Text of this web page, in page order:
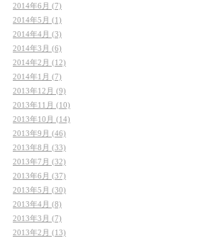
2014年6月 (7)
2014年5月 (1)
2014年4月 (3)
2014年3月 (6)
2014年2月 (12)
2014年1月 (7)
2013年12月 (9)
2013年11月 (10)
2013年10月 (14)
2013年9月 (46)
2013年8月 (33)
2013年7月 (32)
2013年6月 (37)
2013年5月 (30)
2013年4月 (8)
2013年3月 (7)
2013年2月 (13)